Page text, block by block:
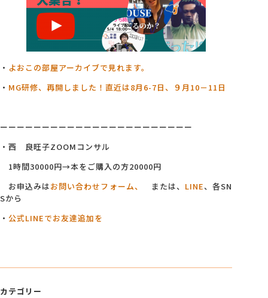
・ よおこの部屋アーカイブで見れます。
・ MG研修、再開しました！直近は8月6-7日、９月10－11日
ーーーーーーーーーーーーーーーーーーーーーーー
・西 良旺子ZOOMコンサル
1時間30000円→本をご購入の方20000円
お申込みはお問い合わせフォーム、 または、 LINE、各SN
Sから
・ 公式LINEでお友達追加を
カテゴリー